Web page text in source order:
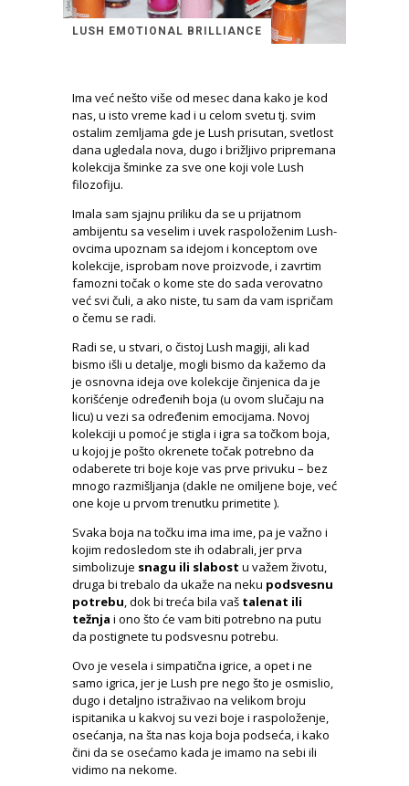
LUSH EMOTIONAL BRILLIANCE
Ima već nešto više od mesec dana kako je kod
nas, u isto vreme kad i u celom svetu tj. svim
ostalim zemljama gde je Lush prisutan, svetlost
dana ugledala nova, dugo i brižljivo pripremana
kolekcija šminke za sve one koji vole Lush
filozofiju.
Imala sam sjajnu priliku da se u prijatnom
ambijentu sa veselim i uvek raspoloženim Lush-
ovcima upoznam sa idejom i konceptom ove
kolekcije, isprobam nove proizvode, i zavrtim
famozni točak o kome ste do sada verovatno
već svi čuli, a ako niste, tu sam da vam ispričam
o čemu se radi.
Radi se, u stvari, o čistoj Lush magiji, ali kad
bismo išli u detalje, mogli bismo da kažemo da
je osnovna ideja ove kolekcije činjenica da je
korišćenje određenih boja (u ovom slučaju na
licu) u vezi sa određenim emocijama. Novoj
kolekciji u pomoć je stigla i igra sa točkom boja,
u kojoj je pošto okrenete točak potrebno da
odaberete tri boje koje vas prve privuku – bez
mnogo razmišljanja (dakle ne omiljene boje, već
one koje u prvom trenutku primetite ).
Svaka boja na točku ima ima ime, pa je važno i
kojim redosledom ste ih odabrali, jer prva
simbolizuje snagu ili slabost u važem životu,
druga bi trebalo da ukaže na neku podsvesnu
potrebu, dok bi treća bila vaš talenat ili
težnja i ono što će vam biti potrebno na putu
da postignete tu podsvesnu potrebu.
Ovo je vesela i simpatična igrice, a opet i ne
samo igrica, jer je Lush pre nego što je osmislio,
dugo i detaljno istraživao na velikom broju
ispitanika u kakvoj su vezi boje i raspoloženje,
osećanja, na šta nas koja boja podseća, i kako
čini da se osećamo kada je imamo na sebi ili
vidimo na nekome.